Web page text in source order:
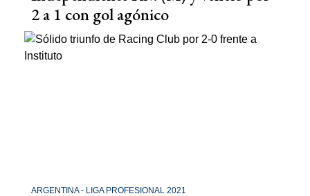
2 a 1 con gol agónico
ARGENTINA - LIGA PROFESIONAL 2021